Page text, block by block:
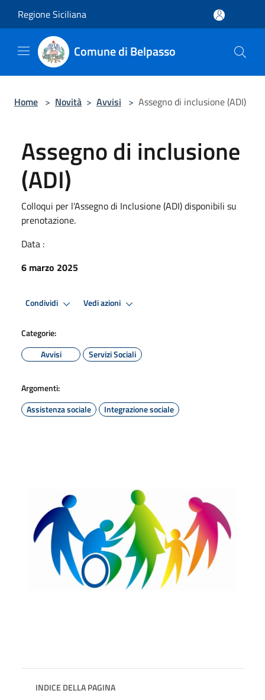
Regione Siciliana
Comune di Belpasso
Home > Novità > Avvisi > Assegno di inclusione (ADI)
Assegno di inclusione
(ADI)
Colloqui per l'Assegno di Inclusione (ADI) disponibili su
prenotazione.
Data :
6 marzo 2025
Condividi Vedi azioni
Categorie:
Avvisi
Servizi Sociali
Argomenti:
Assistenza sociale
Integrazione sociale
INDICE DELLA PAGINA